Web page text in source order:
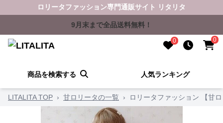
ロリータファッション専門通販サイト リタリタ
9月末まで全品送料無料！
0 0
商品を検索する 人気ランキング
LITALITA TOP › 甘ロリータの一覧 › ロリータファッション 【甘